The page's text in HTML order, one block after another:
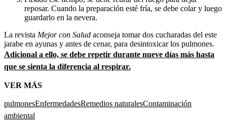
reposar. Cuando la preparación esté fría, se debe colar y luego
guardarlo en la nevera.
La revista Mejor con Salud aconseja tomar dos cucharadas del este
jarabe en ayunas y antes de cenar, para desintoxicar los pulmones.
Adicional a ello, se debe repetir durante nueve días más hasta
que se sienta la diferencia al respirar.
VER MÁS
pulmonesEnfermedadesRemedios naturalesContaminación
ambiental